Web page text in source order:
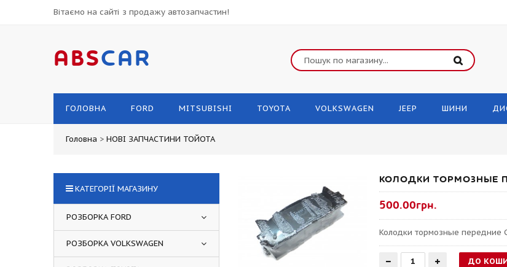
Вітаємо на сайті з продажу автозапчастин!
ABSCAR
ГОЛОВНА FORD MITSUBISHI TOYOTA VOLKSWAGEN JEEP ШИНИ
Головна > НОВІ ЗАПЧАСТИНИ ТОЙОТА
КОЛОДКИ ТОРМОЗНЫЕ
500.00грн.
Колодки тормозные передние
КАТЕГОРІЇ МАГАЗИНУ
РОЗБОРКА FORD
РОЗБОРКА VOLKSWAGEN